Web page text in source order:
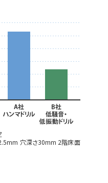
穴深さ30mm 2階床面